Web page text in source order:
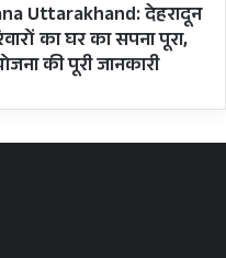
Uttarakhand: देहरादून
का घर का सपना पूरा,
की पूरी जानकारी